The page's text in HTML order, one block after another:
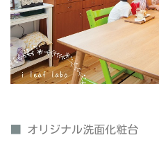
オリジナル洗面化粧台